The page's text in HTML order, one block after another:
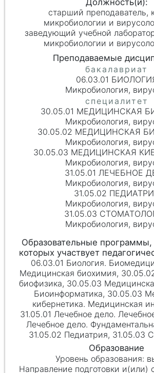
старший преподаватель,
микробиологии и
заведующий учебной
микробиологии и
06.03.01
Микробиология,
30.05.01 МЕДИЦИНСКАЯ
Микробиология,
30.05.02 МЕДИЦИНСКАЯ
Микробиология,
30.05.03 МЕДИЦИНСКАЯ
Микробиология,
31.05.01 ЛЕЧЕБНОЕ
Микробиология,
31.05.02
Микробиология,
31.05.03
Микробиология,
06.03.01 Биология.
Медицинская биохимия,
биофизика, 30.05.03
Биоинформатика, 30.05.03
кибернетика. Медицинская
31.05.01 Лечебное дело.
Лечебное дело.
31.05.02 Педиатрия, 31.05.03